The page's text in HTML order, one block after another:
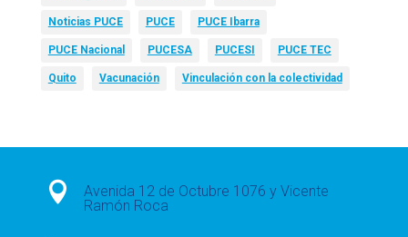
Noticias PUCE PUCE PUCE Ibarra
PUCE Nacional PUCESA PUCESI PUCE TEC
Quito Vacunación Vinculación con la colectividad

Avenida 12 de Octubre 1076 y Vicente
Ramón Roca